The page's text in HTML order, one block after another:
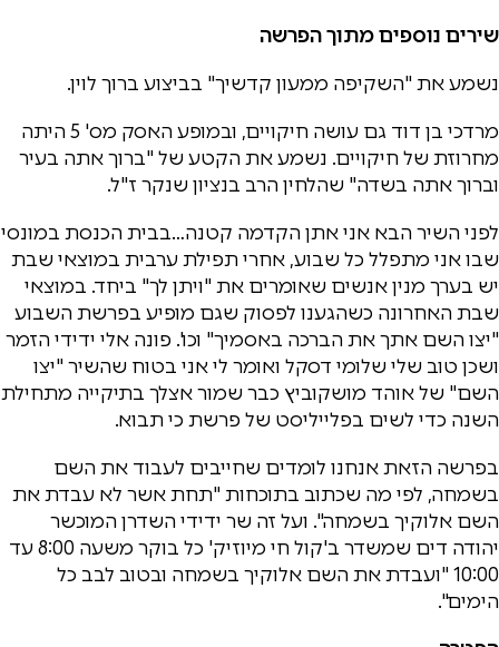
שירים נוספים מתוך הפרשה
נשמע את "השקיפה ממעון קדשיך" בביצוע ברוך לוין.
מרדכי בן דוד גם עושה חיקויים, ובמופע האסק מס' 5 היתה
מחרוזת של חיקויים. נשמע את הקטע של "ברוך אתה בעיר
וברוך אתה בשדה" שהלחין הרב בנציון שנקר ז"ל.
לפני השיר הבא אני אתן הקדמה קטנה…בבית הכנסת במונסי
שבו אני מתפלל כל שבוע, אחרי תפילת ערבית במוצאי שבת
יש בערך מנין אנשים שאומרים את "ויתן לך" ביחד. במוצאי
שבת האחרונה כשהגענו לפסוק שגם מופיע בפרשת השבוע
"יצו השם אתך את הברכה באסמיך" וכו'. פונה אלי ידידי הזמר
ושכן טוב שלי שלומי דסקל ואומר לי אני בטוח שהשיר "יצו
השם" של אוהד מושקוביץ כבר שמור אצלך בתיקייה מתחילת
השנה כדי לשים בפלייליסט של פרשת כי תבוא.
בפרשה הזאת אנחנו לומדים שחייבים לעבוד את השם
בשמחה, לפי מה שכתוב בתוכחות "תחת אשר לא עבדת את
השם אלוקיך בשמחה". ועל זה שר ידידי השדרן המוכשר
יהודה דים שמשדר ב'קול חי מיוזיק' כל בוקר משעה 8:00 עד
10:00 "ועבדת את השם אלוקיך בשמחה ובטוב לבב כל
הימים".